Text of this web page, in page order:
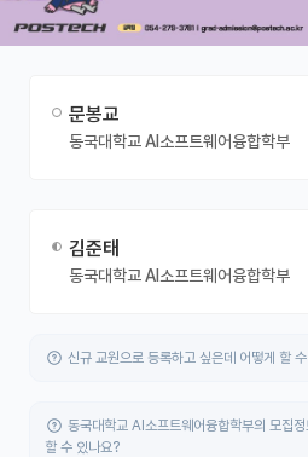
문봉교
동국대학교 AI소프트웨어융합학부
김준태
동국대학교 AI소프트웨어융합학부
신규 교원으로 등록하고 싶은데 어떻게 할
동국대학교 AI소프트웨어융합학부의 모집
할 수 있나요?